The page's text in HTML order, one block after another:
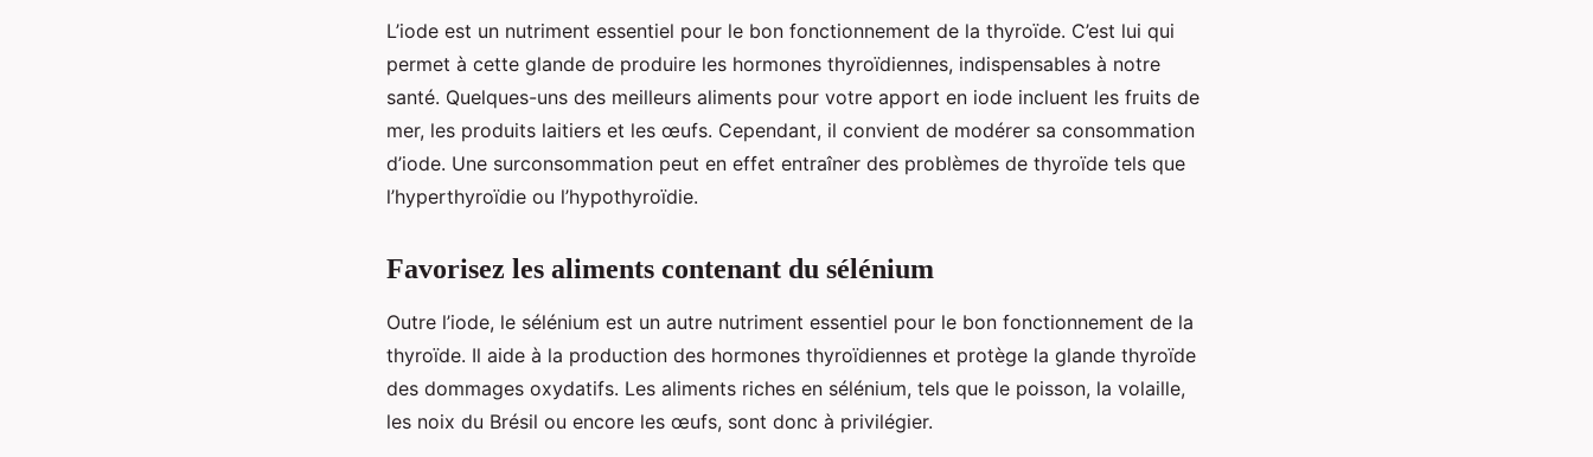
L’iode est un nutriment essentiel pour le bon fonctionnement de la thyroïde. C’est lui qui
permet à cette glande de produire les hormones thyroïdiennes, indispensables à notre
santé. Quelques-uns des meilleurs aliments pour votre apport en iode incluent les fruits de
mer, les produits laitiers et les œufs. Cependant, il convient de modérer sa consommation
d’iode. Une surconsommation peut en effet entraîner des problèmes de thyroïde tels que
l’hyperthyroïdie ou l’hypothyroïdie.
Favorisez les aliments contenant du sélénium
Outre l’iode, le sélénium est un autre nutriment essentiel pour le bon fonctionnement de la
thyroïde. Il aide à la production des hormones thyroïdiennes et protège la glande thyroïde
des dommages oxydatifs. Les aliments riches en sélénium, tels que le poisson, la volaille,
les noix du Brésil ou encore les œufs, sont donc à privilégier.